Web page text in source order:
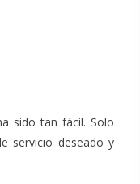
sido tan fácil. Solo
servicio deseado y